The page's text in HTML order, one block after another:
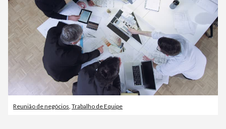
Reunião de negócios Trabalho de Equipe